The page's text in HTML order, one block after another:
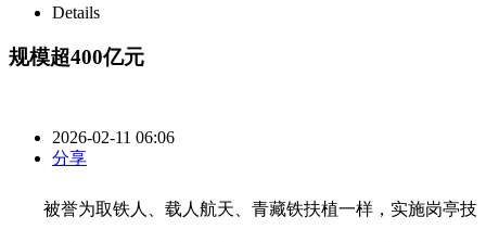
Details
规模超400亿元
2026-02-11 06:06
分享
被誉为取铁人、载人航天、青藏铁扶植一样，实施岗亭技